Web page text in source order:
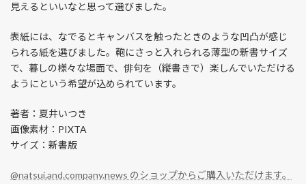
見えるといいなと思って選びました。
表紙には、なでるとキャンバスを触ったときのような凹凸が感じ
られる紙を選びました。鞄にさっと入れられる薄型の新書サイズ
で、暮しの様々な場面で、俳句を（縦書きで）楽しんでいただける
ようにという希望が込められています。
著者：夏井いつき
画像素材：PIXTA
サイズ：新書版
@natsui.and.company.news のショップからご購入いただけます。